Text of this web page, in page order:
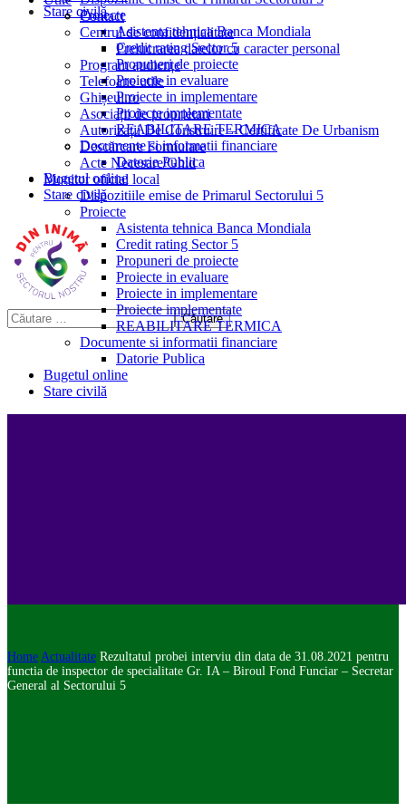
Stare civilă
Proiecte
Asistenta tehnica Banca Mondiala
Credit rating Sector 5
Propuneri de proiecte
Proiecte in evaluare
Proiecte in implementare
Proiecte implementate
REABILITARE TERMICA
Documente si informatii financiare
Datorie Publica
Bugetul online
Stare civilă
Contact
Centrul de confidențialitate
Prelucrarea datelor cu caracter personal
Program audiențe
Telefoane utile
Ghișeul.ro
Asociații de proprietari
Autorizații De Construire – Certificate De Urbanism
Descărcare Formulare
Acte Necesare/Ghid
Monitor oficial local
Dispozitiile emise de Primarul Sectorului 5
Proiecte
Asistenta tehnica Banca Mondiala
Credit rating Sector 5
Propuneri de proiecte
Proiecte in evaluare
Proiecte in implementare
Proiecte implementate
REABILITARE TERMICA
Documente si informatii financiare
Datorie Publica
Bugetul online
Stare civilă
Home Actualitate Rezultatul probei interviu din data de 31.08.2021 pentru
functia de inspector de specialitate Gr. IA – Biroul Fond Funciar – Secretar
General al Sectorului 5